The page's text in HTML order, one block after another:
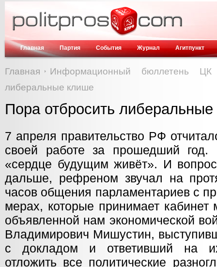
Главная Партия События Журнал Агитпункт
Главная
Информационный бюллетень
либеральные клише
Пора отбросить
7 апреля правительство РФ
своей работе за прошедший год.
«сердце будущим живёт». И
дальше, рефреном звучал на
часов общения парламентариев с
мерах, которые принимает кабинет
объявленной нам экономической
Владимирович Мишустин,
с докладом и ответивший на
отложить все политические